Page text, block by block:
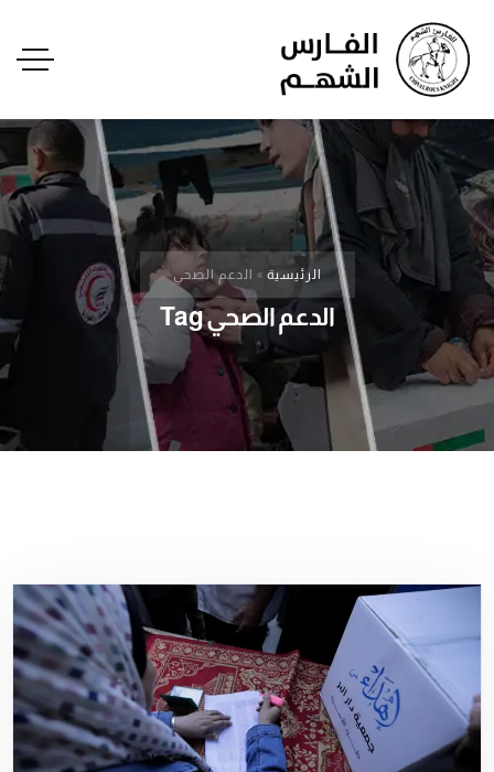
الرئيسية » الدعم الصحي
الدعم الصحي Tag